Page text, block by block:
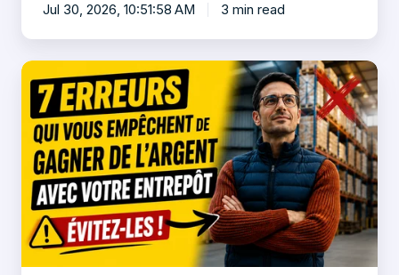
Jul 30, 2026, 10:51:58 AM 3 min read
Pourquoi
les
transporteurs
ne
développent
pas
leur
activité
de
stockage
logistique
(et